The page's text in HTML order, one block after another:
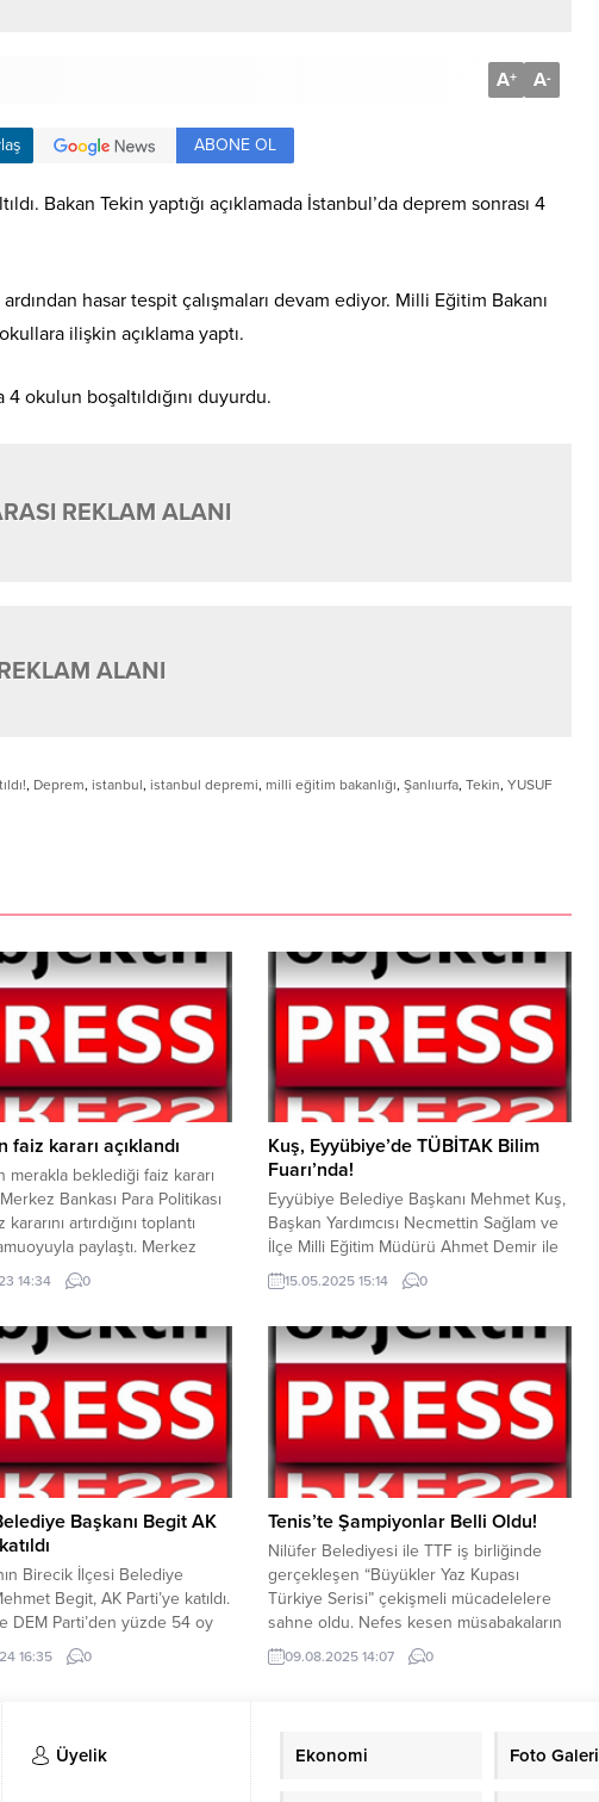
A+ A-
ABONE OL
Bakan Tekin yaptığı açıklamada İstanbul’da deprem sonrası 4
hasar tespit çalışmaları devam ediyor. Milli Eğitim Bakanı
ilişkin açıklama yaptı.
okulun boşaltıldığını duyurdu.
REKLAM ALANI
ALANI
, Deprem, istanbul, istanbul depremi, milli eğitim bakanlığı, Şanlıurfa, Tekin, YUSUF
faiz kararı açıklandı
merakla beklediği faiz kararı
Merkez Bankası Para Politikası
artırdığını toplantı
paylaştı. Merkez
Politikası Kurulu politika
faizini 5 puan artırarak
ALANI
14:34 0
Kuş, Eyyübiye’de TÜBİTAK Bilim
Fuarı’nda!
Eyyübiye Belediye Başkanı Mehmet Kuş,
Başkan Yardımcısı Necmettin Sağlam ve
İlçe Milli Eğitim Müdürü Ahmet Demir ile
birlikte, Şehit Şükrü Can Kayadibi
Anadolu Lisesi’nin düzenlediği Bahar
katıldı. Okulun spor salonunda
düzenlenen fuarda açılan standları tek
tek ziyaret ederek öğrenci ve
öğretmenlerinden bilgiler alan Başkan
Kuş...
15.05.2025 15:14 0
Başkanı Begit AK
Birecik İlçesi Belediye
Begit, AK Parti’ye katıldı.
DEM Parti’den yüzde 54 oy
AK Parti’nin 23’üncü
etkinliklerinde partiye
Recep Tayyip Erdoğan,
rozetini takdim etti. Etkinlikte
Cumhurbaşkanı
Parti’nin...
16:35 0
Tenis’te Şampiyonlar Belli Oldu!
Nilüfer Belediyesi ile TTF iş birliğinde
gerçekleşen “Büyükler Yaz Kupası
Türkiye Serisi” çekişmeli mücadelelere
sahne oldu. Nefes kesen müsabakaların
ardından başarı elde eden kadın ve
erkek sporculara, kupa ve madalyaları
Kupası Türkiye Serisi” sona erdi.
09.08.2025 14:07 0
Üyelik Ekonomi Foto Galeri